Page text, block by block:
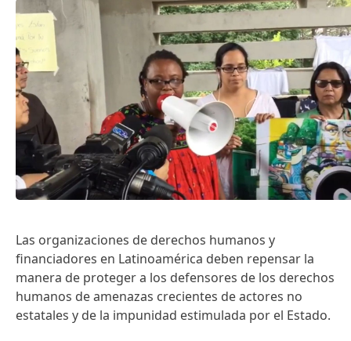
Las organizaciones de derechos humanos y
financiadores en Latinoamérica deben repensar la
manera de proteger a los defensores de los derechos
humanos de amenazas crecientes de actores no
estatales y de la impunidad estimulada por el Estado.